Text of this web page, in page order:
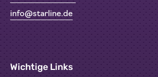
info@starline.de
Wichtige Links